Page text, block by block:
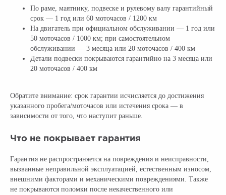
По раме, маятнику, подвеске и рулевому валу гарантийный
срок — 1 год или 60 моточасов / 1200 км
На двигатель при официальном обслуживании — 1 год или
50 моточасов / 1000 км; при самостоятельном
обслуживании — 3 месяца или 20 моточасов / 400 км
Детали подвески покрываются гарантийно на 3 месяца или
20 моточасов / 400 км
Обратите внимание: срок гарантии исчисляется до достижения
указанного пробега/моточасов или истечения срока — в
зависимости от того, что наступит раньше.
Что не покрывает гарантия
Гарантия не распространяется на повреждения и неисправности,
вызванные неправильной эксплуатацией, естественным износом,
внешними факторами и механическими повреждениями. Также
не покрываются поломки после некачественного или